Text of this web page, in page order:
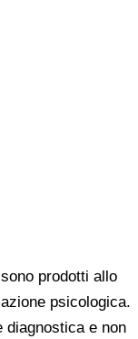
prodotti allo
psicologica.
diagnostica e non